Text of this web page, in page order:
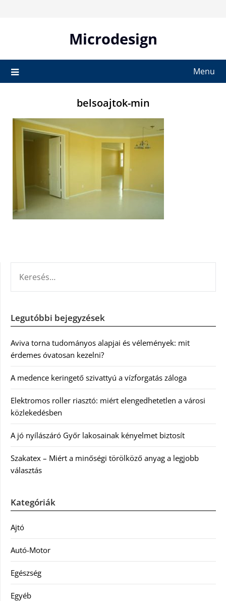
Microdesign
Menu
belsoajtok-min
Legutóbbi bejegyzések
Aviva torna tudományos alapjai és vélemények: mit
érdemes óvatosan kezelni?
A medence keringető szivattyú a vízforgatás záloga
Elektromos roller riasztó: miért elengedhetetlen a városi
közlekedésben
A jó nyílászáró Győr lakosainak kényelmet biztosít
Szakatex – Miért a minőségi törölköző anyag a legjobb
választás
Kategóriák
Ajtó
Autó-Motor
Egészség
Egyéb